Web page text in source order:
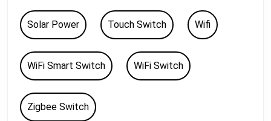
Solar Power Touch Switch Wifi
WiFi Smart Switch WiFi Switch
Zigbee Switch